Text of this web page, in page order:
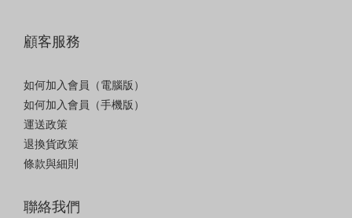
顧客服務
如何加入會員（電腦版）
如何加入會員（手機版）
運送政策
退換貨政策
條款與細則
聯絡我們